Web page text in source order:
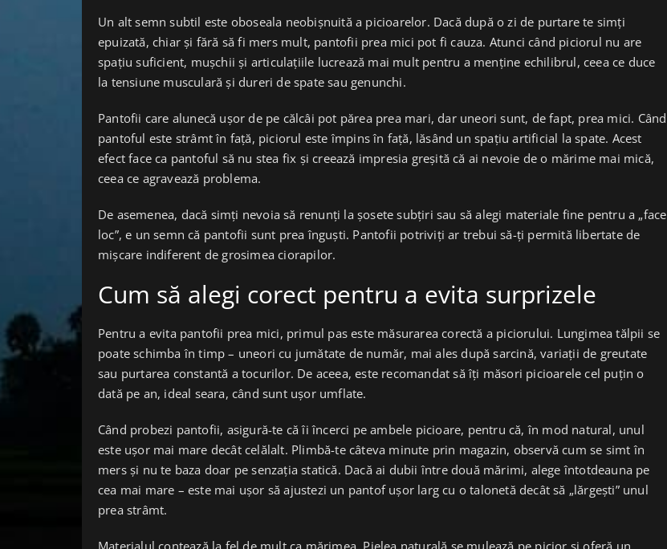
Un alt semn subtil este oboseala neobișnuită a picioarelor. Dacă după o zi de purtare te simți
epuizată, chiar și fără să fi mers mult, pantofii prea mici pot fi cauza. Atunci când piciorul nu are
spațiu suficient, mușchii și articulațiile lucrează mai mult pentru a menține echilibrul, ceea ce duce
la tensiune musculară și dureri de spate sau genunchi.
Pantofii care alunecă ușor de pe călcâi pot părea prea mari, dar uneori sunt, de fapt, prea mici. Când
pantoful este strâmt în față, piciorul este împins în față, lăsând un spațiu artificial la spate. Acest
efect face ca pantoful să nu stea fix și creează impresia greșită că ai nevoie de o mărime mai mică,
ceea ce agravează problema.
De asemenea, dacă simți nevoia să renunți la șosete subțiri sau să alegi materiale fine pentru a „face
loc”, e un semn că pantofii sunt prea înguști. Pantofii potriviți ar trebui să-ți permită libertate de
mișcare indiferent de grosimea ciorapilor.
Cum să alegi corect pentru a evita surprizele
Pentru a evita pantofii prea mici, primul pas este măsurarea corectă a piciorului. Lungimea tălpii se
poate schimba în timp – uneori cu jumătate de număr, mai ales după sarcină, variații de greutate
sau purtarea constantă a tocurilor. De aceea, este recomandat să îți măsori picioarele cel puțin o
dată pe an, ideal seara, când sunt ușor umflate.
Când probezi pantofii, asigură-te că îi încerci pe ambele picioare, pentru că, în mod natural, unul
este ușor mai mare decât celălalt. Plimbă-te câteva minute prin magazin, observă cum se simt în
mers și nu te baza doar pe senzația statică. Dacă ai dubii între două mărimi, alege întotdeauna pe
cea mai mare – este mai ușor să ajustezi un pantof ușor larg cu o talonetă decât să „lărgești” unul
prea strâmt.
Materialul contează la fel de mult ca mărimea. Pielea naturală se mulează pe picior și oferă un